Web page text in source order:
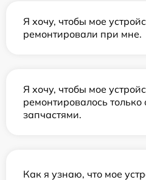
Я хочу, чтобы мое
ремонтировали при мне.
Я хочу, чтобы мое
ремонтировалось
запчастями.
Как я узнаю, что мое